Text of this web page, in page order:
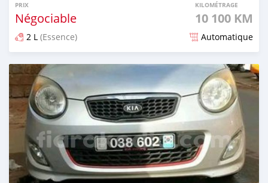
PRIX
Négociable
KILOMÉTRAGE
10 100 KM
2 L (Essence) Automatique
Publié il y a environ 2 ans